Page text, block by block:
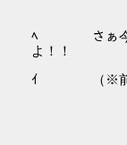
r＜¨ リ
f⌒ ＼
ﾍ さぁ今日
よ！！
| ＼
ｲ （※前回の
r-ヽ
| ＼
| (＞
| ＼三